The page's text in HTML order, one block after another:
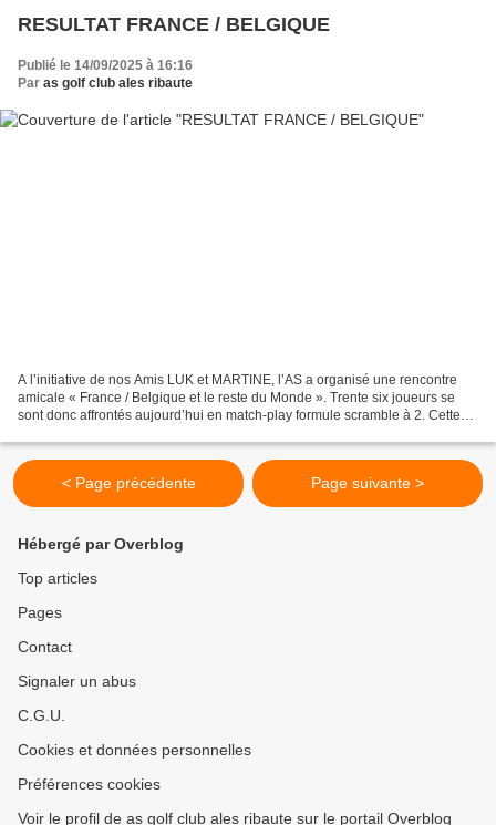
RESULTAT FRANCE / BELGIQUE
Publié le 14/09/2025 à 16:16
Par as golf club ales ribaute
A l’initiative de nos Amis LUK et MARTINE, l’AS a organisé une rencontre
amicale « France / Belgique et le reste du Monde ». Trente six joueurs se
sont donc affrontés aujourd’hui en match-play formule scramble à 2. Cette
< Page précédente Page suivante >
Hébergé par Overblog
Top articles
Pages
Contact
Signaler un abus
C.G.U.
Cookies et données personnelles
Préférences cookies
Voir le profil de as golf club ales ribaute sur le portail Overblog